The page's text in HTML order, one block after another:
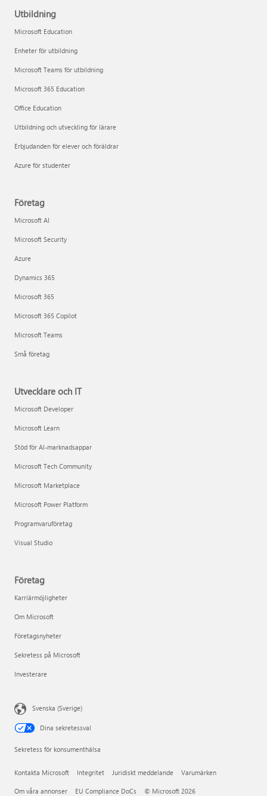
Utbildning
Microsoft Education
Enheter för utbildning
Microsoft Teams för utbildning
Microsoft 365 Education
Office Education
Utbildning och utveckling för lärare
Erbjudanden för elever och föräldrar
Azure för studenter
Företag
Microsoft AI
Microsoft Security
Azure
Dynamics 365
Microsoft 365
Microsoft 365 Copilot
Microsoft Teams
Små företag
Utvecklare och IT
Microsoft Developer
Microsoft Learn
Stöd för AI-marknadsappar
Microsoft Tech Community
Microsoft Marketplace
Microsoft Power Platform
Programvaruföretag
Visual Studio
Företag
Karriärmöjligheter
Om Microsoft
Företagsnyheter
Sekretess på Microsoft
Investerare
Svenska (Sverige)
Dina sekretessval
Sekretess för konsumenthälsa
Kontakta Microsoft Integritet Juridiskt meddelande Varumärken
Om våra annonser EU Compliance DoCs © Microsoft 2026